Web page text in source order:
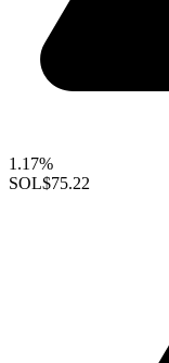
1.17%
SOL$75.22